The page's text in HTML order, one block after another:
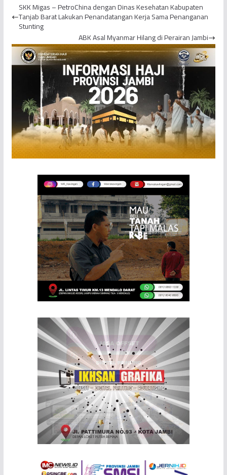
ASEAN, Ini H...
SKK Migas – PetroChina dengan Dinas Kesehatan Kabupaten
Tanjab Barat Lakukan Penandatangan Kerja Sama Penanganan
Stunting
ABK Asal Myanmar Hilang di Perairan Jambi